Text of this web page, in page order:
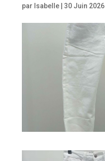
par Isabelle| 30 Juin 2026